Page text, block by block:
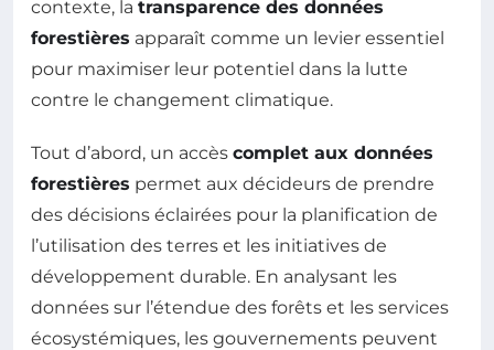
contexte, la transparence des données
forestières apparaît comme un levier essentiel
pour maximiser leur potentiel dans la lutte
contre le changement climatique.
Tout d’abord, un accès complet aux données
forestières permet aux décideurs de prendre
des décisions éclairées pour la planification de
l’utilisation des terres et les initiatives de
développement durable. En analysant les
données sur l’étendue des forêts et les services
écosystémiques, les gouvernements peuvent